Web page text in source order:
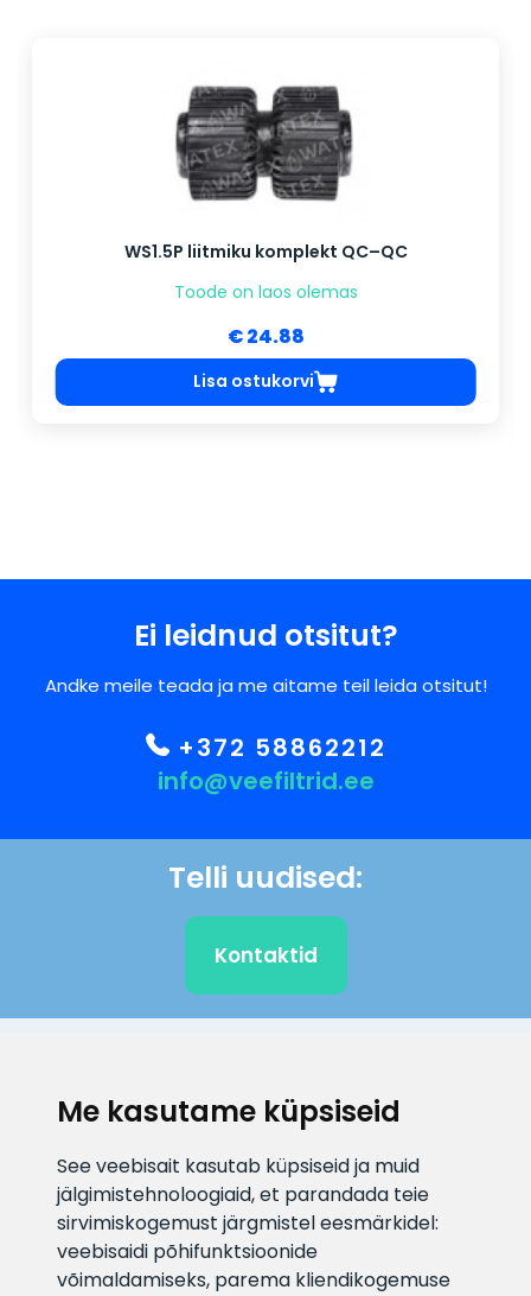
Me kasutame küpsiseid
See veebisait kasutab küpsiseid ja muid
jälgimistehnoloogiaid, et parandada teie
sirvimiskogemust järgmistel eesmärkidel:
veebisaidi põhifunktsioonide
võimaldamiseks, parema kliendikogemuse
WS1.5P liitmiku komplekt QC–QC
Toode on laos olemas
€ 24.88
Lisa ostukorvi
Ei leidnud otsitut?
Andke meile teada ja me aitame teil leida otsitut!
+372 58862212
info@veefiltrid.ee
Telli uudised:
Kontaktid
info@veefiltrid.ee
Infotelefon
+372 58862212
Vaata tööaegu
Reti tee 11, Peetri, 75312 Harju